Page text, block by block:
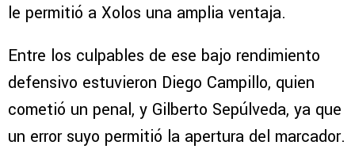
le permitió a Xolos una amplia ventaja.
Entre los culpables de ese bajo rendimiento
defensivo estuvieron Diego Campillo, quien
cometió un penal, y Gilberto Sepúlveda, ya que
un error suyo permitió la apertura del marcador.